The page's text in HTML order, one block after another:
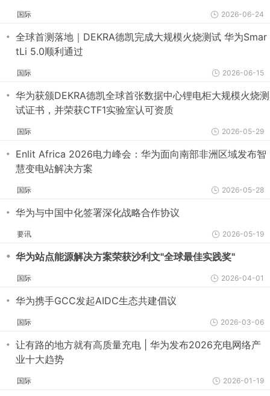
国际 2026-06-24
・ 全球首测落地｜DEKRA德凯完成大规模火烧测试 华为Smar
tLi 5.0顺利通过
国际 2026-06-15
・ 华为获颁DEKRA德凯全球首张数据中心锂电柜大规模火烧测
试证书，并荣获CTF1实验室认可资质
国际 2026-05-29
・ Enlit Africa 2026电力峰会：华为面向南部非洲区域发布智
慧变电站解决方案
国际 2026-05-28
・ 华为与中国中化签署深化战略合作协议
要讯 2026-05-19
・ 华为站点能源解决方案荣获沙利文"全球最佳实践奖"
国际 2026-04-01
・ 华为携手GCC发起AIDC生态共建倡议
国际 2026-03-06
・ 让有路的地方就有高质量充电 | 华为发布2026充电网络产
业十大趋势
国际 2026-01-19